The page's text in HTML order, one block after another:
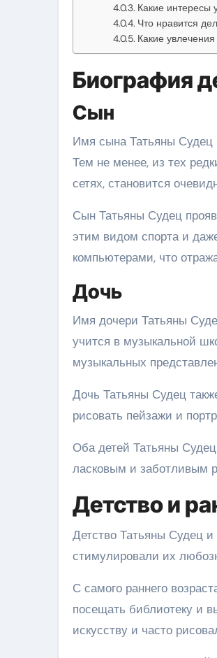
Какие интересы
Что нравится
Какие
Биография
Сын
Имя сына Татьяны Судец
Тем не менее, из тех
сетях, становится
Сын Татьяны Судец
этим видом спорта и
компьютерами, что
Дочь
Имя дочери Татьяны
учится в музыкальной
музыкальных
Дочь Татьяны Судец
рисовать пейзажи и
Оба детей Татьяны
ласковым и заботливым
Детство и
Детство Татьяны Судец
стимулировали их
С самого раннего
посещать библиотеку и
искусству и часто